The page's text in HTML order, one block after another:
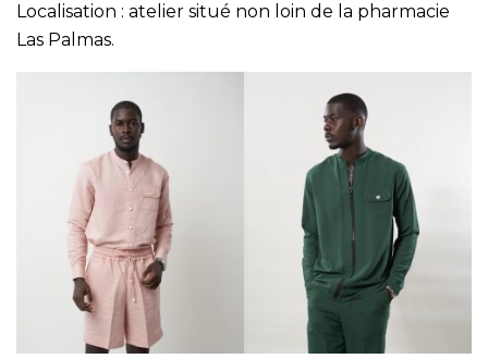
Localisation : atelier situé non loin de la pharmacie
Las Palmas.